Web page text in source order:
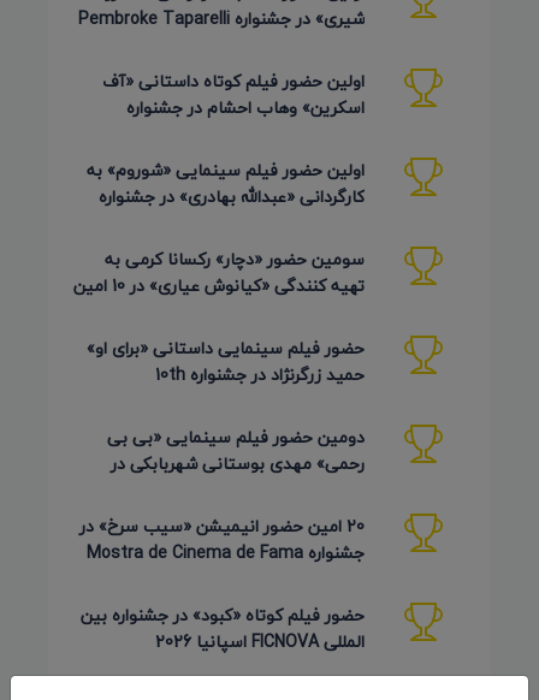
شیری» در جشنواره Pembroke Taparelli
اولین حضور فیلم کوتاه داستانی «آف
اسکرین» وهاب احشام در جشنواره
اولین حضور فیلم سینمایی «شوروم» به
کارگردانی «عبدالله بهادری» در جشنواره
سومین حضور «دچار» رکسانا کرمی به
تهیه کنندگی «کیانوش عیاری» در 10 امین
حضور فیلم سینمایی داستانی «برای او»
حمید زرگرنژاد در جشنواره 10th
دومین حضور فیلم سینمایی «بی بی
رحمی» مهدی بوستانی شهربابکی در
20 امین حضور انیمیشن «سیب سرخ» در
جشنواره Mostra de Cinema de Fama
حضور فیلم کوتاه «کبود» در جشنواره بین
المللی FICNOVA اسپانیا 2026